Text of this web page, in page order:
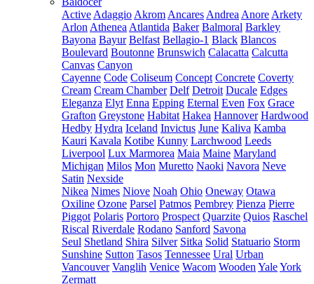
Active Adaggio Akrom Ancares Andrea Anore Arkety
Arlon Athenea Atlantida Baker Balmoral Barkley
Bayona Bayur Belfast Bellagio-1 Black Blancos
Boulevard Boutonne Brunswich Calacatta Calcutta
Canvas Canyon
Cayenne Code Coliseum Concept Concrete Coverty
Cream Cream Chamber Delf Detroit Ducale Edges
Eleganza Elyt Enna Epping Eternal Even Fox Grace
Grafton Greystone Habitat Hakea Hannover Hardwood
Hedby Hydra Iceland Invictus June Kaliva Kamba
Kauri Kavala Kotibe Kunny Larchwood Leeds
Liverpool Lux Marmorea Maia Maine Maryland
Michigan Milos Mon Muretto Naoki Navora Neve
Satin Nexside
Nikea Nimes Niove Noah Ohio Oneway Otawa
Oxiline Ozone Parsel Patmos Pembrey Pienza Pierre
Piggot Polaris Portoro Prospect Quarzite Quios Raschel
Riscal Riverdale Rodano Sanford Savona
Seul Shetland Shira Silver Sitka Solid Statuario Storm
Sunshine Sutton Tasos Tennessee Ural Urban
Vancouver Vanglih Venice Wacom Wooden YaleYork
Zermatt